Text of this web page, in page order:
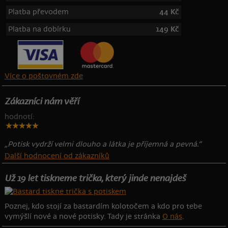
Platba převodem
44 Kč
Platba na dobírku
149 Kč
Více o poštovném zde
Zákazníci nám věří
hodnotí:
„Potisk vydrží velmi dlouho a látka je příjemná a pevná.“
Další hodnocení od zákazníků
Už 19 let tiskneme trička, který jinde nenajdeš
Poznej, kdo stojí za bastardím kolotočem a kdo pro tebe
vymýšlí nové a nové potisky. Tady je stránka O nás.